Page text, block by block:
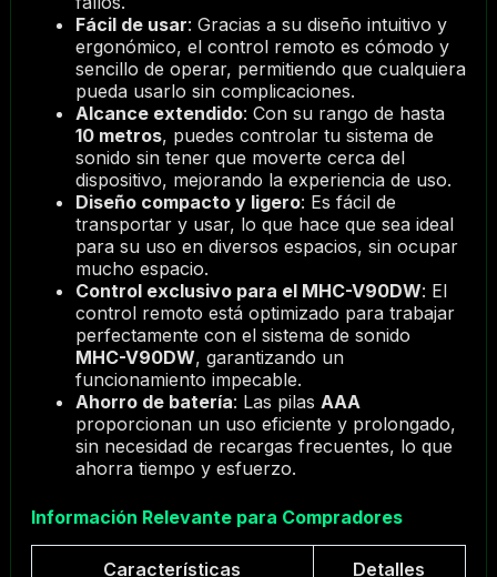
Fácil de usar: Gracias a su diseño intuitivo y
ergonómico, el control remoto es cómodo y
sencillo de operar, permitiendo que cualquiera
pueda usarlo sin complicaciones.
Alcance extendido: Con su rango de hasta
10 metros, puedes controlar tu sistema de
sonido sin tener que moverte cerca del
dispositivo, mejorando la experiencia de uso.
Diseño compacto y ligero: Es fácil de
transportar y usar, lo que hace que sea ideal
para su uso en diversos espacios, sin ocupar
mucho espacio.
Control exclusivo para el MHC-V90DW: El
control remoto está optimizado para trabajar
perfectamente con el sistema de sonido
MHC-V90DW, garantizando un
funcionamiento impecable.
Ahorro de batería: Las pilas AAA
proporcionan un uso eficiente y prolongado,
sin necesidad de recargas frecuentes, lo que
ahorra tiempo y esfuerzo.
Información Relevante para Compradores
Características Detalles